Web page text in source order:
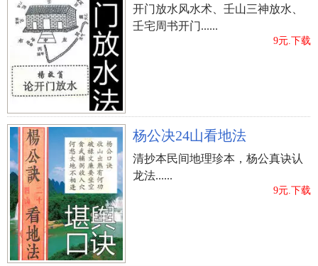
?、许睿明
【字意】 睿表明顺通、聪明、睿见；明表明亮、明
智、清晰，实际意义幽美。
【喻意】 该姓名能够趣解得：“聪慧睿哲曰献
（《逸周书•谥法》）”。四字成语聪明正直拓展了
姓名的诗意。
【乐律】 许、睿、明的读音是xǔ、ruì、míng，音调
为上声、去声、阴平。
【字形】 许为左右结构，姓名学笔画11画；睿为上
下结构，姓名学笔画14画；明为左右结构，姓名学
笔画8画；字形幽美，有利于撰写。
【五格】 该姓名的五格笔画配搭为11-14-8，五格出
众。
开门放水风水术、壬山三神放水、
壬宅周书开门......
9元.下载
杨公决24山看地法
清抄本民间地理珍本，杨公真诀认
龙法......
9元.下载